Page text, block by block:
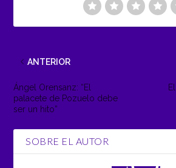
ANTERIOR
Ángel Orensanz: “El
palacete de Pozuelo debe
ser un hito”
SOBRE EL AUTOR